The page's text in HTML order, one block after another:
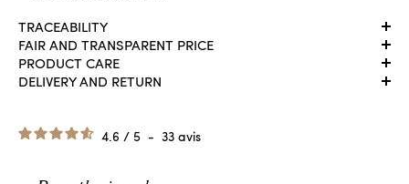
TRACEABILITY
FAIR AND TRANSPARENT PRICE
PRODUCT CARE
DELIVERY AND RETURN
4.6 / 5 - 33 avis